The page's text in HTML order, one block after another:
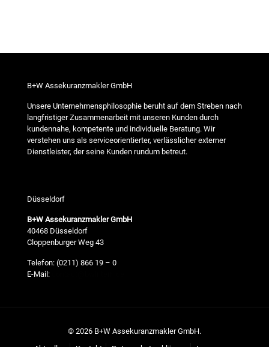
B+W Assekuranzmakler GmbH
Unsere Unternehmensphilosophie beruht auf dem Streben nach
langfristiger Zusammenarbeit mit unseren Kunden durch
kundennahe, kompetente und individuelle Beratung. Wir
verstehen uns als serviceorientierter, verlässlicher externer
Dienstleister, der seine Kunden rundum betreut.
Düsseldorf
B+W Assekuranzmakler GmbH
40468 Düsseldorf
Cloppenburger Weg 43
Telefon: (0211) 866 19 – 0
E-Mail:
© 2026 B+W Assekuranzmakler GmbH.